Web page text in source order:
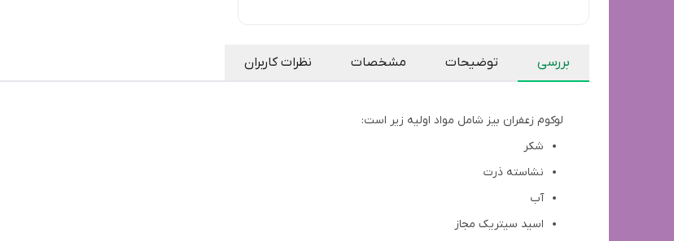
بررسی توضیحات مشخصات نظرات کاربران
لوکوم زعفران بیز شامل مواد اولیه زیر است:
شکر
نشاسته ذرت
آب
اسید سیتریک مجاز